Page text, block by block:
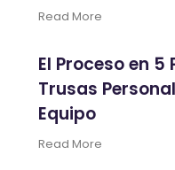
Read More
El Proceso en
Trusas
Equipo
Read More